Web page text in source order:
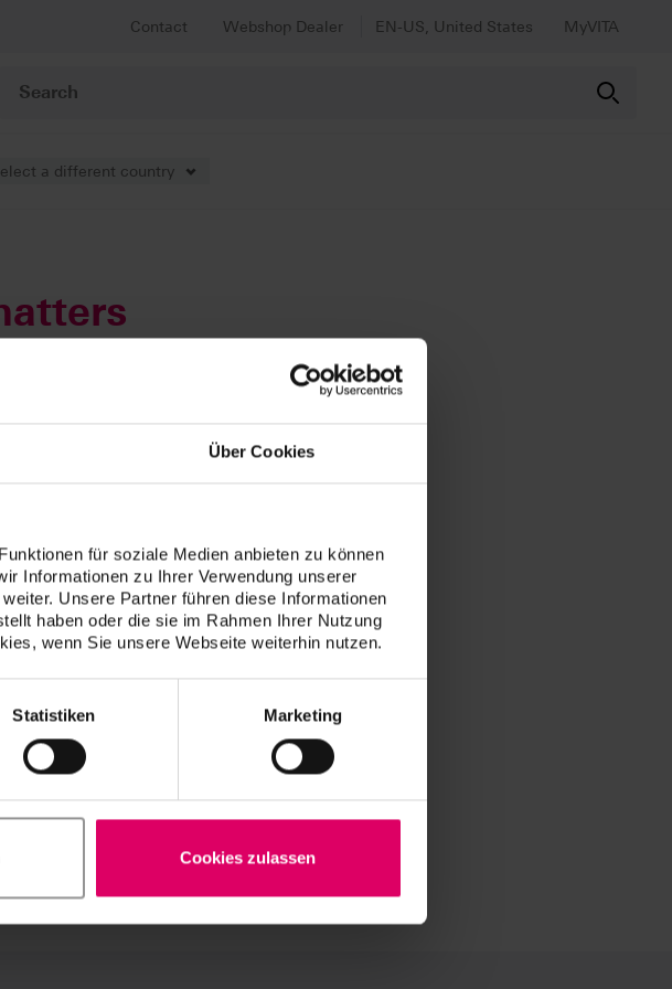
Über Cookies
für soziale Medien anbieten zu können
Informationen zu Ihrer Verwendung unserer
Unsere Partner führen diese Informationen
haben oder die sie im Rahmen Ihrer Nutzung
wenn Sie unsere Webseite weiterhin nutzen.
Statistiken Marketing
Cookies zulassen
Contact Webshop Dealer EN-US, United States MyVITA
a different country